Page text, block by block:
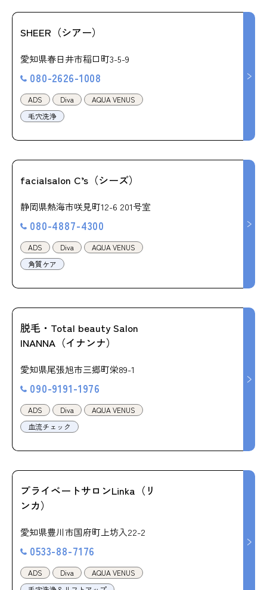
SHEER（シアー）
愛知県春日井市稲口町3-5-9
080-2626-1008
ADS Diva
AQUA VENUS
毛穴洗浄
facialsalon C’s（シーズ）
静岡県熱海市咲見町12-6 201号室
080-4887-4300
ADS Diva
AQUA VENUS
角質ケア
脱毛・Total beauty Salon
INANNA（イナンナ）
愛知県尾張旭市三郷町栄89-1
090-9191-1976
ADS Diva
AQUA VENUS
血流チェック
プライベートサロンLinka（リ
ンカ）
愛知県豊川市国府町上坊入22-2
0533-88-7176
ADS Diva
AQUA VENUS